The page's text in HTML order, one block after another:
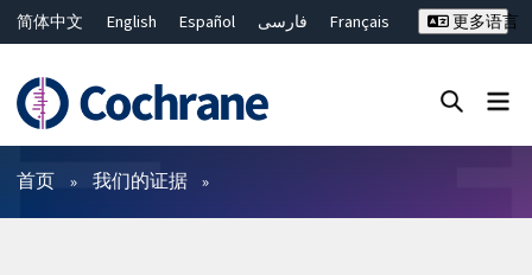
简体中文 English Español فارسی
Français
ไทย
繁體中文
更多语言
过滤
首页 我们的证据